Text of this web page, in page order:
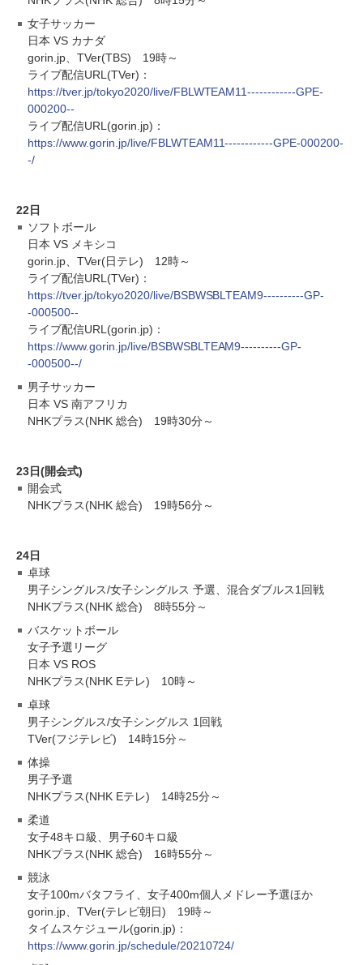
女子サッカー
日本 VS カナダ
gorin.jp、TVer(TBS) 19時～
ライブ配信URL(TVer)：
https://tver.jp/tokyo2020/live/FBLWTEAM11------------GPE-
000200--
ライブ配信URL(gorin.jp)：
https://www.gorin.jp/live/FBLWTEAM11------------GPE-000200-
-/
22日
ソフトボール
日本 VS メキシコ
gorin.jp、TVer(日テレ) 12時～
ライブ配信URL(TVer)：
https://tver.jp/tokyo2020/live/BSBWSBLTEAM9----------GP-
-000500--
ライブ配信URL(gorin.jp)：
https://www.gorin.jp/live/BSBWSBLTEAM9----------GP-
-000500--/
男子サッカー
日本 VS 南アフリカ
NHKプラス(NHK 総合) 19時30分～
23日(開会式)
開会式
NHKプラス(NHK 総合) 19時56分～
24日
卓球
男子シングルス/女子シングルス 予選、混合ダブルス1回戦
NHKプラス(NHK 総合) 8時55分～
バスケットボール
女子予選リーグ
日本 VS ROS
NHKプラス(NHK Eテレ) 10時～
卓球
男子シングルス/女子シングルス 1回戦
TVer(フジテレビ) 14時15分～
体操
男子予選
NHKプラス(NHK Eテレ) 14時25分～
柔道
女子48キロ級、男子60キロ級
NHKプラス(NHK 総合) 16時55分～
競泳
女子100mバタフライ、女子400m個人メドレー予選ほか
gorin.jp、TVer(テレビ朝日) 19時～
タイムスケジュール(gorin.jp)：
https://www.gorin.jp/schedule/20210724/